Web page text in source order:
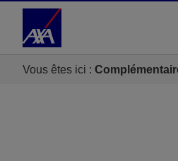
Accéder au Contenu
Vous êtes ici :